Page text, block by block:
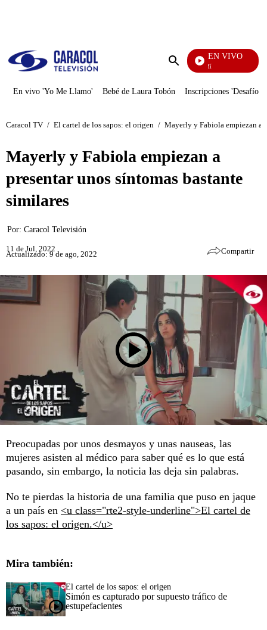
Enviar
EN VIVO
Se Dice De Mí
En vivo 'Yo Me Llamo' Bebé de Laura Tobón Inscripciones 'Desafío'
Caracol TV / El cartel de los sapos: el origen / Mayerly y Fabiola empiezan a
Mayerly y Fabiola empiezan a
presentar unos síntomas bastante
similares
Por: Caracol Televisión
11 de Jul, 2022
Actualizado: 9 de ago, 2022 Compartir
Preocupadas por unos desmayos y unas nauseas, las
mujeres asisten al médico para saber qué es lo que está
pasando, sin embargo, la noticia las deja sin palabras.
No te pierdas la historia de una familia que puso en jaque
a un país en <u class="rte2-style-underline">El cartel de
los sapos: el origen.</u>
Mira también:
El cartel de los sapos: el origen
Simón es capturado por supuesto tráfico de
estupefacientes